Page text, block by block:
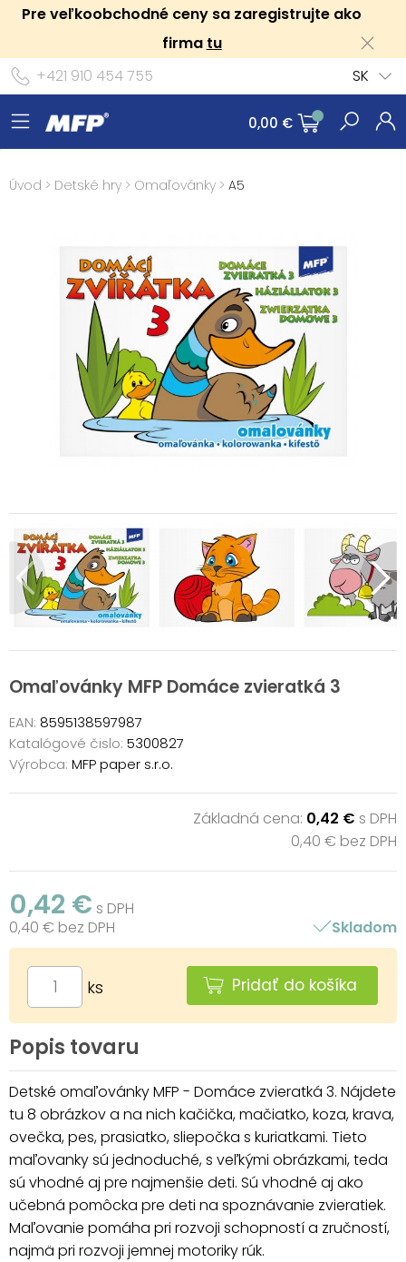
Pre veľkoobchodné ceny sa zaregistrujte ako
firma tu
+421 910 454 755
SK
0,00 €
Úvod > Detské hry > Omaľovánky > A5
Omaľovánky MFP Domáce zvieratká 3
EAN: 8595138597987
Katalógové čislo: 5300827
Výrobca: MFP paper s.r.o.
Základná cena: 0,42 € s DPH
0,40 € bez DPH
0,42 € s DPH
0,40 € bez DPH
Skladom
ks Pridať do košíka
Popis tovaru
Detské omaľovánky MFP - Domáce zvieratká 3. Nájdete
tu 8 obrázkov a na nich kačička, mačiatko, koza, krava,
ovečka, pes, prasiatko, sliepočka s kuriatkami. Tieto
maľovanky sú jednoduché, s veľkými obrázkami, teda
sú vhodné aj pre najmenšie deti. Sú vhodné aj ako
učebná pomôcka pre deti na spoznávanie zvieratiek.
Maľovanie pomáha pri rozvoji schopností a zručností,
najmä pri rozvoji jemnej motoriky rúk.